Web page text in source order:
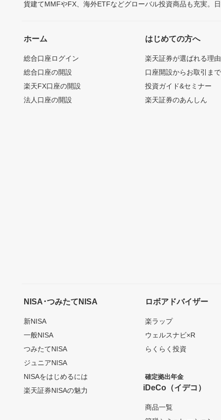
貨建てMMFやFX、海外ETFなどグローバル投資商品も充実。
ホーム
総合口座ログイン
総合口座の開設
楽天FX口座の開設
法人口座の開設
はじめての方へ
楽天証券が選ばれる理由
口座開設からお取引ま
投資ガイド&セミナー
楽天証券のあんしん
NISA･つみたてNISA
新NISA
一般NISA
つみたてNISA
ジュニアNISA
NISAをはじめるには
楽天証券NISAの魅力
ロボアドバイザー
楽ラップ
ウェルスナビ×R
らくらく投資
確定拠出年金
iDeCo（イデコ）
商品一覧